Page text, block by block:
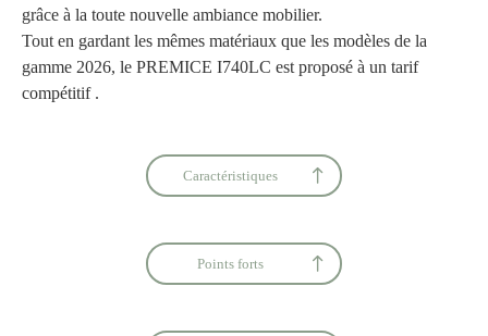
grâce à la toute nouvelle ambiance mobilier.
Tout en gardant les mêmes matériaux que les modèles de la
gamme 2026, le PREMICE I740LC est proposé à un tarif
compétitif .
Caractéristiques
Points forts